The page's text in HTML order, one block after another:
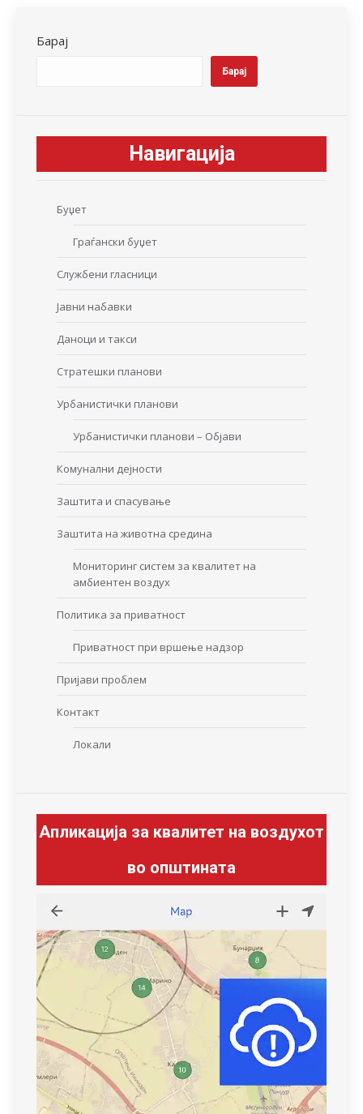
Барај
Барај
Навигација
Буџет
Граѓански буџет
Службени гласници
Јавни набавки
Даноци и такси
Стратешки планови
Урбанистички планови
Урбанистички планови – Објави
Комунални дејности
Заштита и спасување
Заштита на животна средина
Мониторинг систем за квалитет на
амбиентен воздух
Политика за приватност
Приватност при вршење надзор
Пријави проблем
Контакт
Локали
Апликација за квалитет на воздухот
во општината